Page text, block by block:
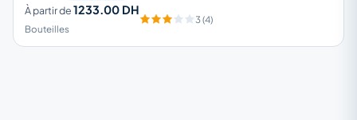
À partir de1233.00 DH
Bouteilles
3 (4)